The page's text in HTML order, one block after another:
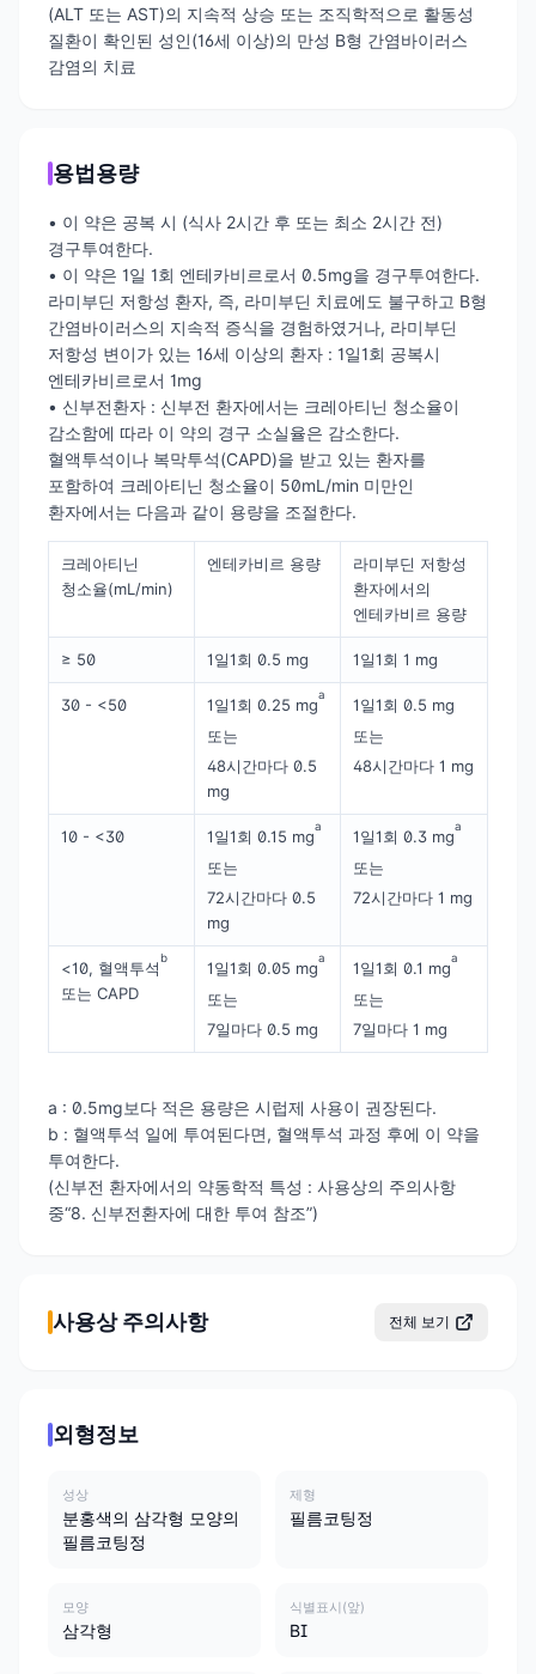
(ALT 또는 AST)의 지속적 상승 또는 조직학적으로 활동성
질환이 확인된 성인(16세 이상)의 만성 B형 간염바이러스
감염의 치료
용법용량
• 이 약은 공복 시 (식사 2시간 후 또는 최소 2시간 전)
경구투여한다.
• 이 약은 1일 1회 엔테카비르로서 0.5mg을 경구투여한다.
라미부딘 저항성 환자, 즉, 라미부딘 치료에도 불구하고 B형
간염바이러스의 지속적 증식을 경험하였거나, 라미부딘
저항성 변이가 있는 16세 이상의 환자 : 1일1회 공복시
엔테카비르로서 1mg
• 신부전환자 : 신부전 환자에서는 크레아티닌 청소율이
감소함에 따라 이 약의 경구 소실율은 감소한다.
혈액투석이나 복막투석(CAPD)을 받고 있는 환자를
포함하여 크레아티닌 청소율이 50mL/min 미만인
환자에서는 다음과 같이 용량을 조절한다.
크레아티닌
청소율(mL/min)
엔테카비르 용량
라미부딘 저항성
환자에서의
엔테카비르 용량
≥ 50 1일1회 0.5 mg 1일1회 1 mg
30 - <50 1일1회 0.25 mg
a
또는
48시간마다 0.5
mg
1일1회 0.5 mg
또는
48시간마다 1 mg
10 - <30 1일1회 0.15 mg
a
또는
72시간마다 0.5
mg
1일1회 0.3 mg
a
또는
72시간마다 1 mg
<10, 혈액투석
b
또는 CAPD
1일1회 0.05 mg
a
또는
7일마다 0.5 mg
1일1회 0.1 mg
a
또는
7일마다 1 mg
a : 0.5mg보다 적은 용량은 시럽제 사용이 권장된다.
b : 혈액투석 일에 투여된다면, 혈액투석 과정 후에 이 약을
투여한다.
(신부전 환자에서의 약동학적 특성 : 사용상의 주의사항
중“8. 신부전환자에 대한 투여 참조”)
사용상 주의사항 전체 보기
외형정보
성상
분홍색의 삼각형 모양의
필름코팅정
제형
필름코팅정
모양
삼각형
식별표시(앞)
BI